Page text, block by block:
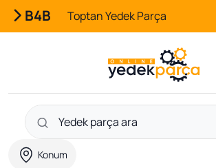
B4B Toptan Yedek Parça
Konum